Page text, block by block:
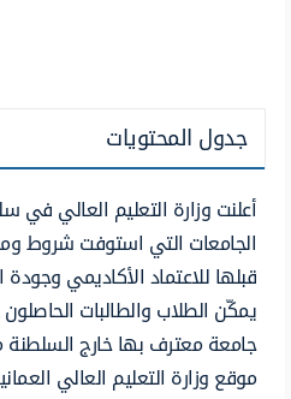
جدول المحتويات
أعلنت وزارة التعليم العالي
الجامعات التي استوفت شروط
قبلها للاعتماد الأكاديمي
يمكّن الطلاب والطالبات
جامعة معترف بها خارج
موقع وزارة التعليم العالي